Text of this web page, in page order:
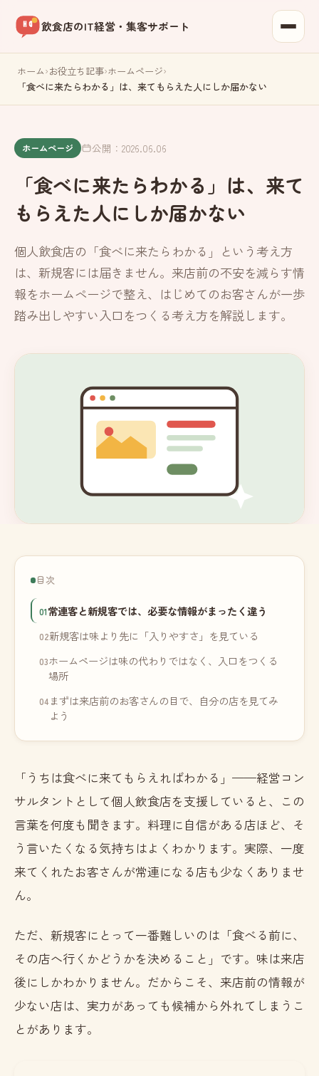
飲食店のIT経営・集客サポート
ホーム›お役立ち記事›ホームページ›
「食べに来たらわかる」は、来てもらえた人にしか届かない
ホームページ 公開：2026.06.06
「食べに来たらわかる」は、来て
もらえた人にしか届かない
個人飲食店の「食べに来たらわかる」という考え方
は、新規客には届きません。来店前の不安を減らす情
報をホームページで整え、はじめてのお客さんが一歩
踏み出しやすい入口をつくる考え方を解説します。
目次
常連客と新規客では、必要な情報がまったく違う
新規客は味より先に「入りやすさ」を見ている
ホームページは味の代わりではなく、入口をつくる
場所
まずは来店前のお客さんの目で、自分の店を見てみ
よう
「うちは食べに来てもらえればわかる」——経営コン
サルタントとして個人飲食店を支援していると、この
言葉を何度も聞きます。料理に自信がある店ほど、そ
う言いたくなる気持ちはよくわかります。実際、一度
来てくれたお客さんが常連になる店も少なくありませ
ん。
ただ、新規客にとって一番難しいのは「食べる前に、
その店へ行くかどうかを決めること」です。味は来店
後にしかわかりません。だからこそ、来店前の情報が
少ない店は、実力があっても候補から外れてしまうこ
とがあります。